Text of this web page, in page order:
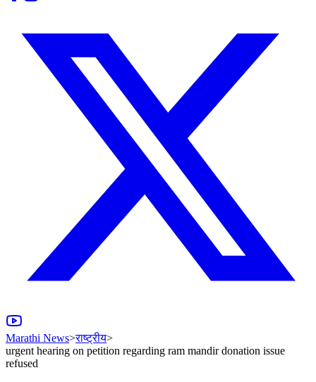
Marathi News>राष्ट्रीय>
urgent hearing on petition regarding ram mandir donation issue
refused